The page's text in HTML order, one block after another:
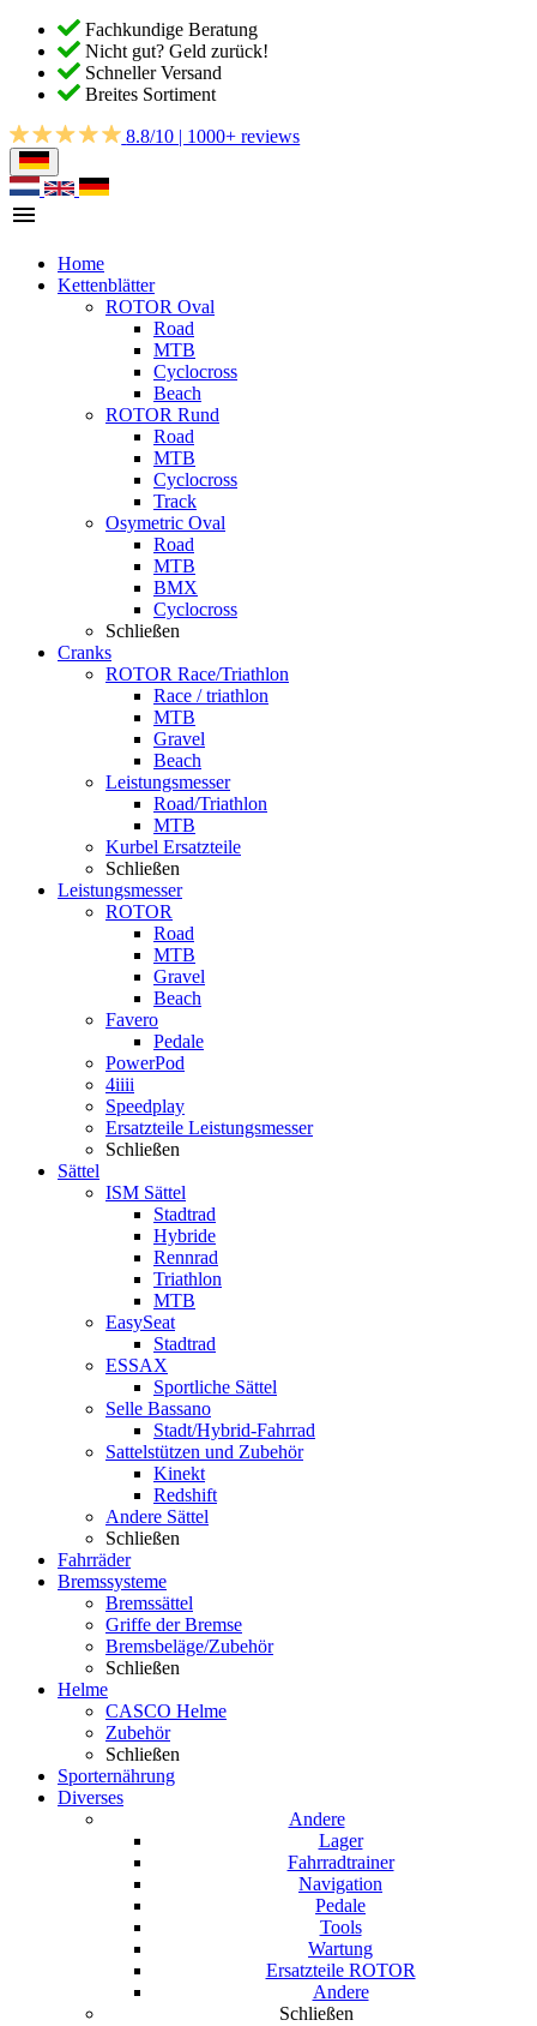
Fachkundige Beratung
Nicht gut? Geld zurück!
Schneller Versand
Breites Sortiment
8.8/10 | 1000+ reviews
Home
Kettenblätter
ROTOR Oval
Road
MTB
Cyclocross
Beach
ROTOR Rund
Road
MTB
Cyclocross
Track
Osymetric Oval
Road
MTB
BMX
Cyclocross
Schließen
Cranks
ROTOR Race/Triathlon
Race / triathlon
MTB
Gravel
Beach
Leistungsmesser
Road/Triathlon
MTB
Kurbel Ersatzteile
Schließen
Leistungsmesser
ROTOR
Road
MTB
Gravel
Beach
Favero
Pedale
PowerPod
4iiii
Speedplay
Ersatzteile Leistungsmesser
Schließen
Sättel
ISM Sättel
Stadtrad
Hybride
Rennrad
Triathlon
MTB
EasySeat
Stadtrad
ESSAX
Sportliche Sättel
Selle Bassano
Stadt/Hybrid-Fahrrad
Sattelstützen und Zubehör
Kinekt
Redshift
Andere Sättel
Schließen
Fahrräder
Bremssysteme
Bremssättel
Griffe der Bremse
Bremsbeläge/Zubehör
Schließen
Helme
CASCO Helme
Zubehör
Schließen
Sporternährung
Diverses
Andere
Lager
Fahrradtrainer
Navigation
Pedale
Tools
Wartung
Ersatzteile ROTOR
Andere
Schließen